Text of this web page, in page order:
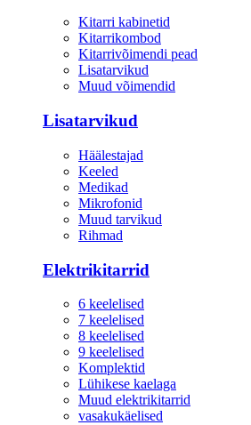
Kitarri kabinetid
Kitarrikombod
Kitarrivõimendi pead
Lisatarvikud
Muud võimendid
Lisatarvikud
Häälestajad
Keeled
Medikad
Mikrofonid
Muud tarvikud
Rihmad
Elektrikitarrid
6 keelelised
7 keelelised
8 keelelised
9 keelelised
Komplektid
Lühikese kaelaga
Muud elektrikitarrid
vasakukäelised